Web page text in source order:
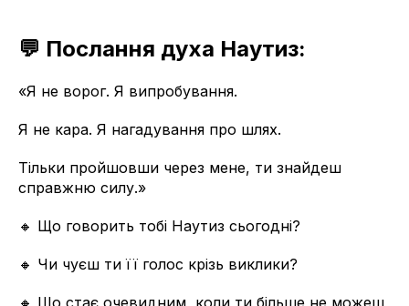
💬 Послання духа Наутиз:
«Я не ворог. Я випробування.
Я не кара. Я нагадування про шлях.
Тільки пройшовши через мене, ти знайдеш
справжню силу.»
🔸 Що говорить тобі Наутиз сьогодні?
🔸 Чи чуєш ти її голос крізь виклики?